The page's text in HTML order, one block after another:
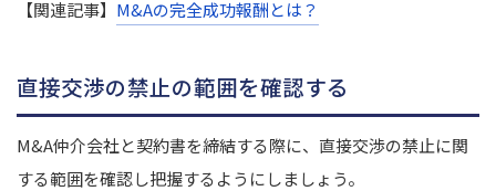
【関連記事】 M&Aの完全成功報酬とは？
直接交渉の禁止の範囲を確認する
M&A仲介会社と契約書を締結する際に、直接交渉の禁止に関
する範囲を確認し把握するようにしましょう。